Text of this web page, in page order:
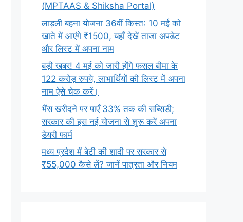
(MPTAAS & Shiksha Portal)
लाड़ली बहना योजना 36वीं किस्त: 10 मई को
खाते में आएंगे ₹1500, यहाँ देखें ताजा अपडेट
और लिस्ट में अपना नाम
बड़ी खबर! 4 मई को जारी होंगे फसल बीमा के
122 करोड़ रुपये, लाभार्थियों की लिस्ट में अपना
नाम ऐसे चेक करें।
भैंस खरीदने पर पाएँ 33% तक की सब्सिडी;
सरकार की इस नई योजना से शुरू करें अपना
डेयरी फार्म
मध्य प्रदेश में बेटी की शादी पर सरकार से
₹55,000 कैसे लें? जानें पात्रता और नियम